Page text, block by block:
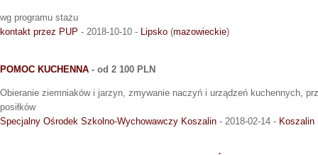
wg programu stażu
kontakt przez PUP - 2018-10-10 - Lipsko (mazowieckie)
POMOC KUCHENNA - od 2 100 PLN
Obieranie ziemniaków i jarzyn, zmywanie naczyń i urządzeń kuchennych,
posiłków
Specjalny Ośrodek Szkolno-Wychowawczy Koszalin - 2018-02-14 - Koszalin